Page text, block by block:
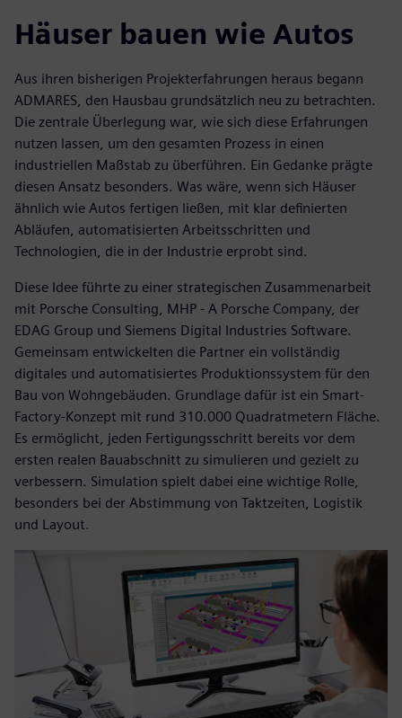
Häuser bauen wie Autos
Aus ihren bisherigen Projekterfahrungen heraus begann
ADMARES, den Hausbau grundsätzlich neu zu betrachten.
Die zentrale Überlegung war, wie sich diese Erfahrungen
nutzen lassen, um den gesamten Prozess in einen
industriellen Maßstab zu überführen. Ein Gedanke prägte
diesen Ansatz besonders. Was wäre, wenn sich Häuser
ähnlich wie Autos fertigen ließen, mit klar definierten
Abläufen, automatisierten Arbeitsschritten und
Technologien, die in der Industrie erprobt sind.
Diese Idee führte zu einer strategischen Zusammenarbeit
mit Porsche Consulting, MHP - A Porsche Company, der
EDAG Group und Siemens Digital Industries Software.
Gemeinsam entwickelten die Partner ein vollständig
digitales und automatisiertes Produktionssystem für den
Bau von Wohngebäuden. Grundlage dafür ist ein Smart-
Factory-Konzept mit rund 310.000 Quadratmetern Fläche.
Es ermöglicht, jeden Fertigungsschritt bereits vor dem
ersten realen Bauabschnitt zu simulieren und gezielt zu
verbessern. Simulation spielt dabei eine wichtige Rolle,
besonders bei der Abstimmung von Taktzeiten, Logistik
und Layout.